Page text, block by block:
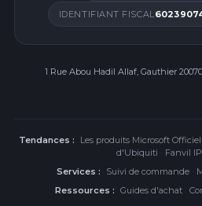
IDENTIFIANT FISCAL
1 Rue Abou Hadil Allaf, Gauthier
Tendances : Les produits Microsoft
d'Ubiquiti · Fanvil
Services :
Suivi de commande·
Ressources : Guides d'achat ·